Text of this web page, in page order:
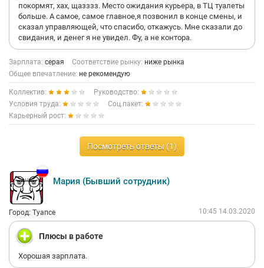
покормят, хах, щазззз. Место ожидания курьера, в ТЦ туалеты
больше. А самое, самое главное,я позвонил в конце смены, и
сказал управляющей, что спасибо, откажусь. Мне сказали до
свидания, и денег я не увидел. Фу, а не контора.
Зарплата: серая Соответствие рынку: ниже рынка
Общее впечатление: не рекомендую
Коллектив:
Руководство:
Условия труда:
Соц.пакет:
Карьерный рост:
Посмотреть ответы (1)
Мария (Бывший сотрудник)
Город: Туапсе 10:45 14.03.2020
Плюсы в работе
Хорошая зарплата.